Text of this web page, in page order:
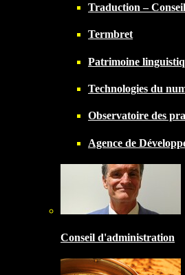
Traduction – Conseil
Termbret
Patrimoine
Technologies du
Observatoire des
Agence de
Conseil d'administration